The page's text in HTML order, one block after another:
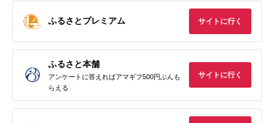
ふるさとプレミアム サイトに行く
ふるさと本舗
アンケートに答えればアマギフ500円ぶんも
らえる
サイトに行く